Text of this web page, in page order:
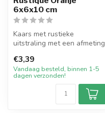
6x6x10 cm
Kaars met rustieke
uitstraling met een afmeting
cm ho...
€3,39
Vandaag besteld, binnen 1-5
dagen verzonden!